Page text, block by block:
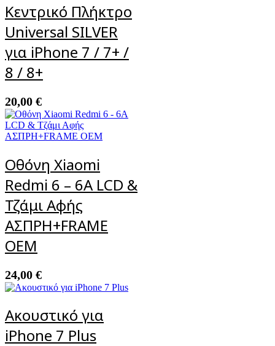
Κεντρικό Πλήκτρο
Universal SILVER
για iPhone 7 / 7+ /
8 / 8+
20,00 €
Οθόνη Xiaomi
Redmi 6 – 6A LCD &
Τζάμι Αφής
ΑΣΠΡΗ+FRAME
OEM
24,00 €
Ακουστικό για
iPhone 7 Plus